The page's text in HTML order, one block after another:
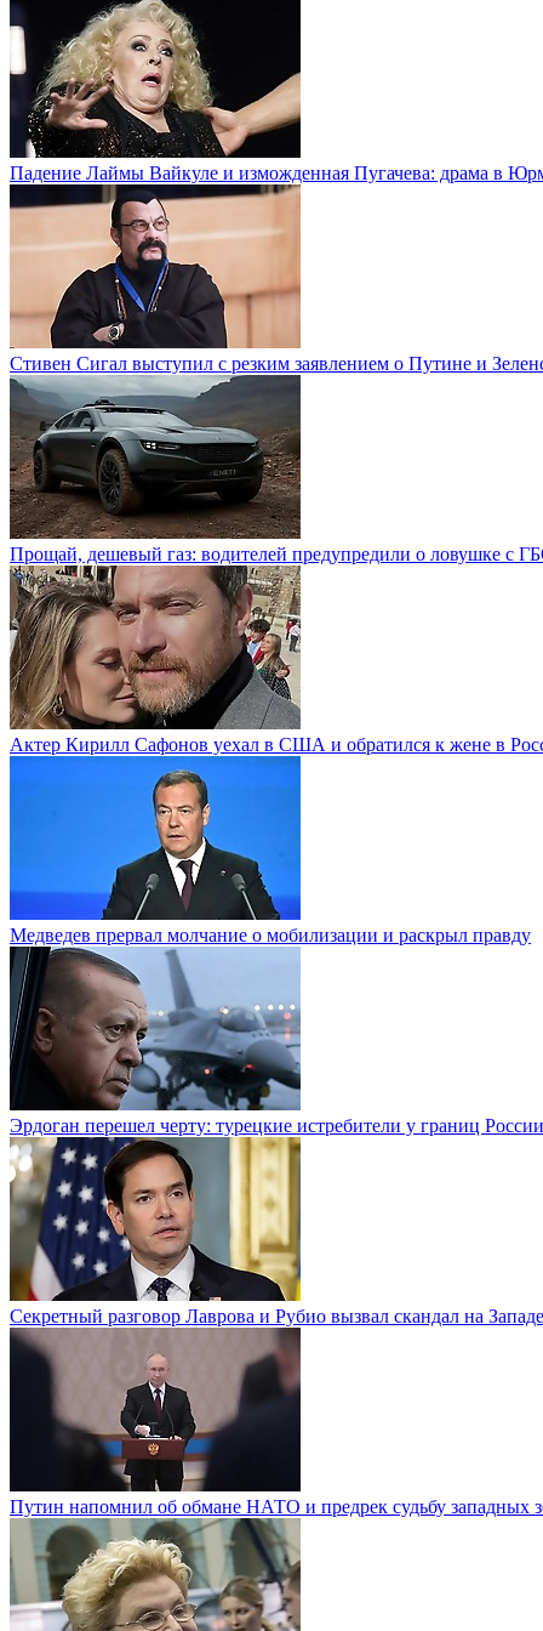
Падение Лаймы Вайкуле и изможденная Пугачева: драма в
Стивен Сигал выступил с резким заявлением о Путине и
Прощай, дешевый газ: водителей предупредили о ловушке с
Актер Кирилл Сафонов уехал в США и обратился к жене в
Медведев прервал молчание о мобилизации и раскрыл правду
Эрдоган перешел черту: турецкие истребители у границ России
Секретный разговор Лаврова и Рубио вызвал скандал на Западе
Путин напомнил об обмане НАТО и предрек судьбу западных